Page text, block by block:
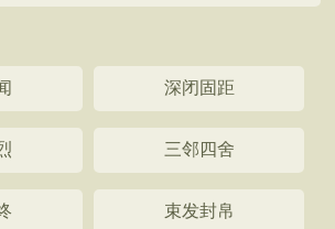
深闭固距
三邻四舍
束发封帛